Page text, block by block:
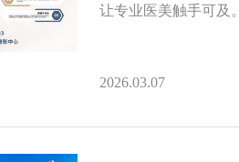
让专业医美触手可及。
2026.03.07